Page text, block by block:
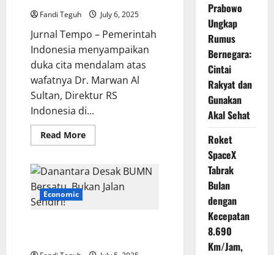
Fandi Teguh July 6, 2025
Jurnal Tempo – Pemerintah
Indonesia menyampaikan
duka cita mendalam atas
wafatnya Dr. Marwan Al
Sultan, Direktur RS
Indonesia di...
Read MoreRead
more
RS
Indonesia
di
Gaza
Economic
Prabowo
Ungkap
Rumus
Bernegara:
Cintai
Rakyat dan
Gunakan
Akal Sehat
Roket
SpaceX
Tabrak
Bulan
dengan
Kecepatan
8.690
Km/Jam,